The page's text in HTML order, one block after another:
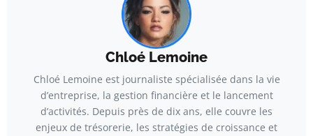
Chloé Lemoine
Chloé Lemoine est journaliste spécialisée dans la vie
d’entreprise, la gestion financière et le lancement
d’activités. Depuis près de dix ans, elle couvre les
enjeux de trésorerie, les stratégies de croissance et